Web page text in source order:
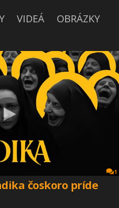
VIDEÁ OBRÁZKY
1
čoskoro príde